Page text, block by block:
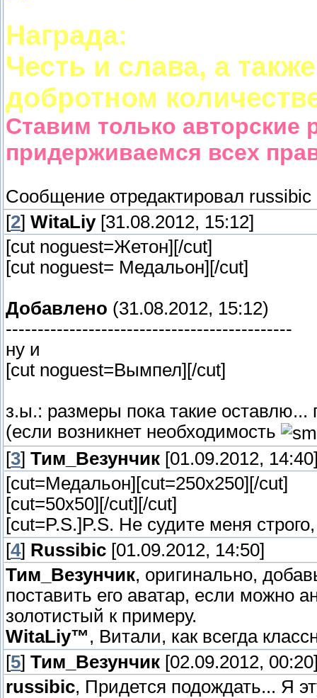
Награда:
Честь и слава, а
добротном
Ставим только авторские
придерживаемся всех
Сообщение отредактировал russibic
[2] WitaLiy[31.08.2012, 15:12]
[cut noguest=Жетон] [/cut]
[cut noguest= Медальон] [/cut]
Добавлено (31.08.2012, 15:12)
---------------------------------------------
ну и
[cut noguest=Вымпел] [/cut]
з.ы.: размеры пока такие
(если возникнет необходимость
[3] Тим_Везунчик [01.09.2012,
[cut=Медальон][cut=250х250] [/cut]
[cut=50х50] [/cut][/cut]
[cut=P.S.]P.S. Не судите меня
[4] Russibic [01.09.2012, 14:50]
Тим_Везунчик, оригинально,
поставить его аватар, если можно
золотистый к примеру.
WitaLiy™, Витали, как всегда
[5] Тим_Везунчик [02.09.2012,
russibic, Придется подождать... Я